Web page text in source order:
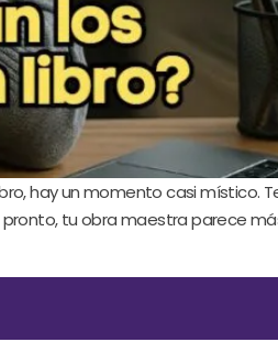
hay un momento casi místico.
tu obra maestra parece